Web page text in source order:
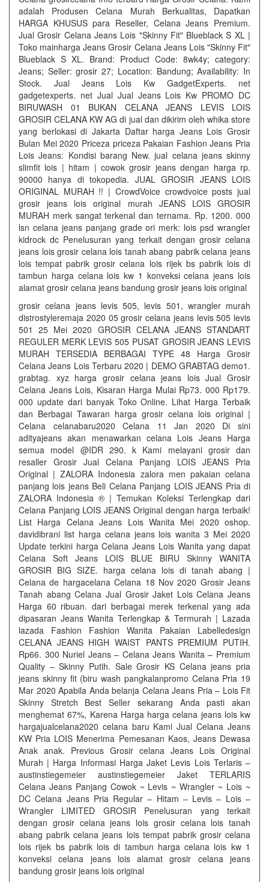
adalah Produsen Celana Murah Berkualitas, Dapatkan
HARGA KHUSUS para Reseller, Celana Jeans Premium.
Jual Grosir Celana Jeans Lois "Skinny Fit" Blueblack S XL |
Toko mainharga Jeans Grosir Celana Jeans Lois "Skinny Fit"
Blueblack S XL. Brand: Product Code: 8wk4y; category:
Jeans; Seller: grosir 27; Location: Bandung; Availability: In
Stock. Jual Jeans Lois Kw GadgetExperts. net
gadgetexperts. net Jual Jual Jeans Lois Kw PROMO DC
BIRUWASH 01 BUKAN CELANA JEANS LEVIS LOIS
GROSIR CELANA KW AG di jual dan dikirim oleh whika store
yang berlokasi di Jakarta Daftar harga Jeans Lois Grosir
Bulan Mei 2020 Priceza priceza Pakaian Fashion Jeans Pria
Lois Jeans: Kondisi barang New. jual celana jeans skinny
slimfit lois | hitam | cowok grosir jeans dengan harga rp.
90000 hanya di tokopedia. JUAL GROSIR JEANS LOIS
ORIGINAL MURAH !! | CrowdVoice crowdvoice posts jual
grosir jeans lois original murah JEANS LOIS GROSIR
MURAH merk sangat terkenal dan ternama. Rp. 1200. 000
lsn celana jeans panjang grade ori merk: lois psd wrangler
kidrock dc Penelusuran yang terkait dengan grosir celana
jeans lois grosir celana lois tanah abang pabrik celana jeans
lois tempat pabrik grosir celana lois rijek bs pabrik lois di
tambun harga celana lois kw 1 konveksi celana jeans lois
alamat grosir celana jeans bandung grosir jeans lois original
grosir celana jeans levis 505, levis 501, wrangler murah
distrostyleremaja 2020 05 grosir celana jeans levis 505 levis
501 25 Mei 2020 GROSIR CELANA JEANS STANDART
REGULER MERK LEVIS 505 PUSAT GROSIR JEANS LEVIS
MURAH TERSEDIA BERBAGAI TYPE 48 Harga Grosir
Celana Jeans Lois Terbaru 2020 | DEMO GRABTAG demo1.
grabtag. xyz harga grosir celana jeans lois Jual Grosir
Celana Jeans Lois, Kisaran Harga Mulai Rp73. 000 Rp179.
000 update dari banyak Toko Online. Lihat Harga Terbaik
dan Berbagai Tawaran harga grosir celana lois original |
Celana celanabaru2020 Celana 11 Jan 2020 Di sini
adityajeans akan menawarkan celana Lois Jeans Harga
semua model @IDR 290. k Kami melayani grosir dan
resaller Grosir Jual Celana Panjang LOIS JEANS Pria
Original | ZALORA Indonesia zalora men pakaian celana
panjang lois jeans Beli Celana Panjang LOIS JEANS Pria di
ZALORA Indonesia ® | Temukan Koleksi Terlengkap dari
Celana Panjang LOIS JEANS Original dengan harga terbaik!
List Harga Celana Jeans Lois Wanita Mei 2020 oshop.
davidibrani list harga celana jeans lois wanita 3 Mei 2020
Update terkini harga Celana Jeans Lois Wanita yang dapat
Celana Soft Jeans LOIS BLUE BIRU Skinny WANITA
GROSIR BIG SIZE. harga celana lois di tanah abang |
Celana de hargacelana Celana 18 Nov 2020 Grosir Jeans
Tanah abang Celana Jual Grosir Jaket Lois Celana Jeans
Harga 60 ribuan. dari berbagai merek terkenal yang ada
dipasaran Jeans Wanita Terlengkap & Termurah | Lazada
lazada Fashion Fashion Wanita Pakaian Labelledesign
CELANA JEANS HIGH WAIST PANTS PREMIUM PUTIH.
Rp66. 300 Nuriel Jeans – Celana Jeans Wanita – Premium
Quality – Skinny Putih. Sale Grosir KS Celana jeans pria
jeans skinny fit (biru wash pangkalanpromo Celana Pria 19
Mar 2020 Apabila Anda belanja Celana Jeans Pria – Lois Fit
Skinny Stretch Best Seller sekarang Anda pasti akan
menghemat 67%, Karena Harga harga celana jeans lois kw
hargajualcelana2020 celana baru Kami Jual Celana Jeans
KW Pria LOIS Menerima Pemesanan Kaos, Jeans Dewasa
Anak anak. Previous Grosir celana Jeans Lois Original
Murah | Harga Informasi Harga Jaket Levis Lois Terlaris –
austinstiegemeier austinstiegemeier Jaket TERLARIS
Celana Jeans Panjang Cowok ~ Levis ~ Wrangler ~ Lois ~
DC Celana Jeans Pria Regular – Hitam – Levis – Lois –
Wrangler LIMITED GROSIR Penelusuran yang terkait
dengan grosir celana jeans lois grosir celana lois tanah
abang pabrik celana jeans lois tempat pabrik grosir celana
lois rijek bs pabrik lois di tambun harga celana lois kw 1
konveksi celana jeans lois alamat grosir celana jeans
bandung grosir jeans lois original